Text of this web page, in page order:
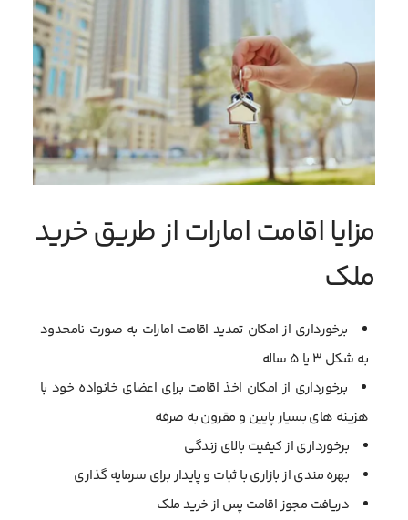
مزایا اقامت امارات از طریق خرید
ملک
برخورداری از امکان تمدید اقامت امارات به صورت نامحدود
به شکل 3 یا 5 ساله
برخورداری از امکان اخذ اقامت برای اعضای خانواده خود با
هزینه های بسیار پایین و مقرون به صرفه
برخورداری از کیفیت بالای زندگی
بهره مندی از بازاری با ثبات و پایدار برای سرمایه گذاری
دریافت مجوز اقامت پس از خرید ملک